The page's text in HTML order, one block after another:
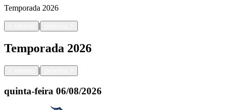
Temporada 2026
|
Temporada 2026
|
quinta-feira 06/08/2026